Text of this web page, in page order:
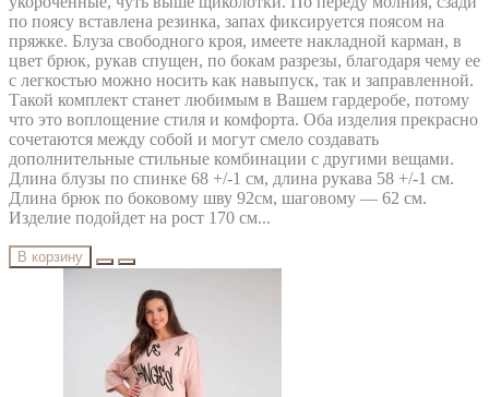
по поясу вставлена резинка, запах фиксируется поясом на
пряжке. Блуза свободного кроя, имеете накладной карман, в
цвет брюк, рукав спущен, по бокам разрезы, благодаря чему ее
с легкостью можно носить как навыпуск, так и заправленной.
Такой комплект станет любимым в Вашем гардеробе, потому
что это воплощение стиля и комфорта. Оба изделия прекрасно
сочетаются между собой и могут смело создавать
дополнительные стильные комбинации с другими вещами.
Длина блузы по спинке 68 +/-1 см, длина рукава 58 +/-1 см.
Длина брюк по боковому шву 92см, шаговому — 62 см.
Изделие подойдет на рост 170 см...
В корзину